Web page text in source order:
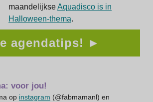
maandelijkseAquadisco is in
Halloween-thema.
agendatips! ►
voor jou!
op instagram (@fabmamanl) en